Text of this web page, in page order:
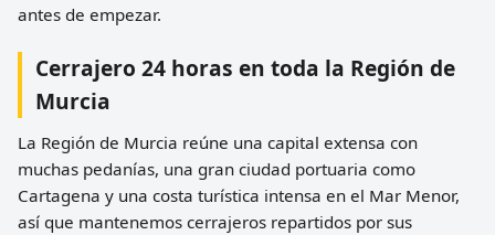
antes de empezar.
Cerrajero 24 horas en toda la Región de
Murcia
La Región de Murcia reúne una capital extensa con
muchas pedanías, una gran ciudad portuaria como
Cartagena y una costa turística intensa en el Mar Menor,
así que mantenemos cerrajeros repartidos por sus